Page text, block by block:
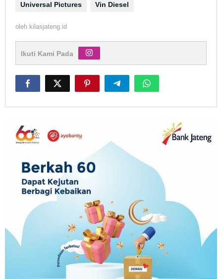
Universal Pictures Vin Diesel
oleh kilasjateng.id
Ikuti Kami Pada